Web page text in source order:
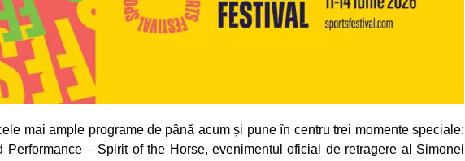
mai ample programe de până acum și pune în centru trei momente speciale:
Performance – Spirit of the Horse, evenimentul oficial de retragere al Simonei